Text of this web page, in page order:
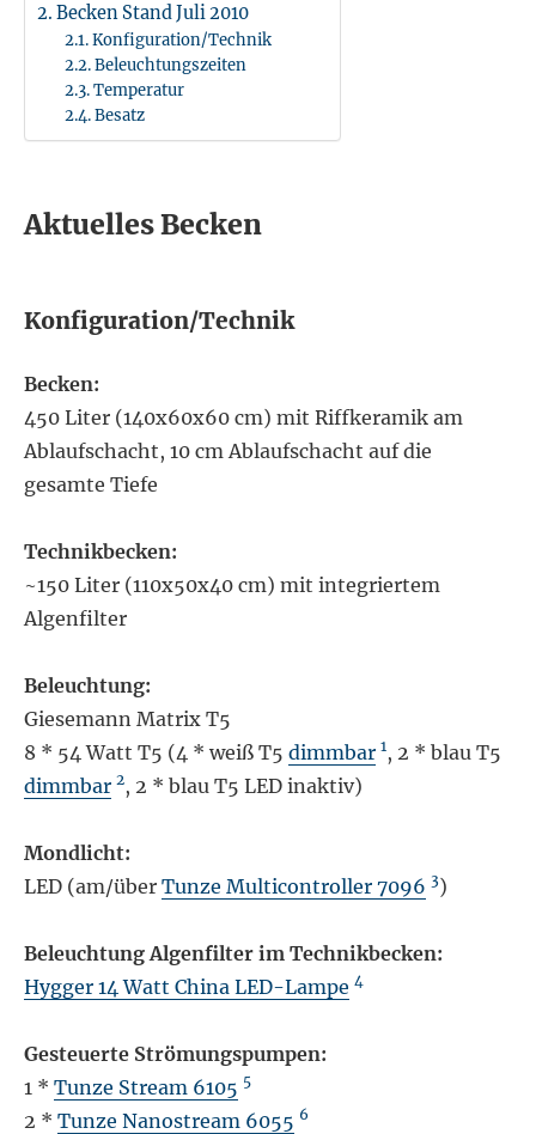
Becken Stand Juli 2010
Konfiguration/Technik
Beleuchtungszeiten
Temperatur
Besatz
Aktuelles Becken
Konfiguration/Technik
Becken:
450 Liter (140x60x60 cm) mit Riffkeramik am
Ablaufschacht, 10 cm Ablaufschacht auf die
gesamte Tiefe
Technikbecken:
~150 Liter (110x50x40 cm) mit integriertem
Algenfilter
Beleuchtung:
Giesemann Matrix T5
8 * 54 Watt T5 (4 * weiß T5dimmbar 1, 2 * blau T5
dimmbar 2, 2 * blau T5 LED inaktiv)
Mondlicht:
LED (am/überTunze Multicontroller 7096 3)
Beleuchtung Algenfilter im Technikbecken:
Hygger 14 Watt China LED-Lampe 4
Gesteuerte Strömungspumpen:
1 *Tunze Stream 6105 5
2 *Tunze Nanostream 6055 6